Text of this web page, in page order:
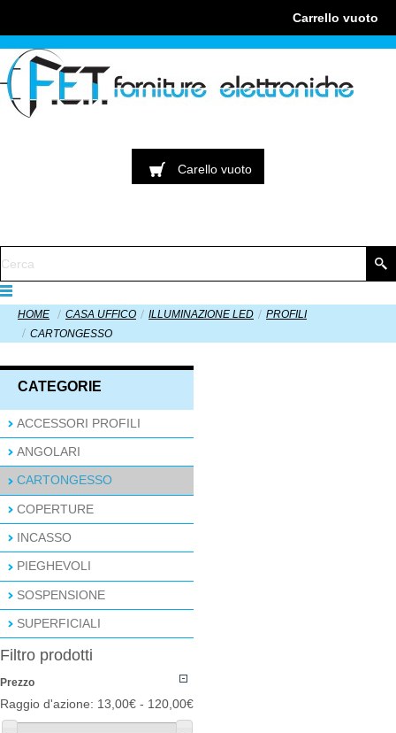
Carrello vuoto
Carello vuoto
HOME CASA UFFICO ILLUMINAZIONE LED
PROFILI
CARTONGESSO
CATEGORIE
ACCESSORI PROFILI
ANGOLARI
CARTONGESSO
COPERTURE
INCASSO
PIEGHEVOLI
SOSPENSIONE
SUPERFICIALI
Filtro prodotti
Prezzo
Raggio d'azione: 13,00€ - 120,00€